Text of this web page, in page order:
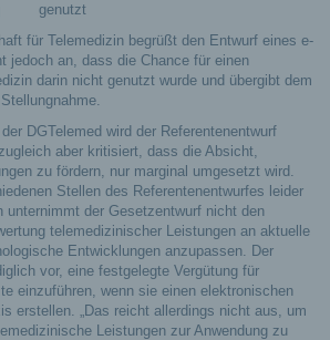
genutzt
für Telemedizin begrüßt den Entwurf eines e-
jedoch an, dass die Chance für einen
darin nicht genutzt wurde und übergibt dem
DGTelemed wird der Referentenentwurf
aber kritisiert, dass die Absicht,
zu fördern, nur marginal umgesetzt wird.
Stellen des Referentenentwurfes leider
unternimmt der Gesetzentwurf nicht den
telemedizinischer Leistungen an aktuelle
Entwicklungen anzupassen. Der
vor, eine festgelegte Vergütung für
einzuführen, wenn sie einen elektronischen
erstellen. „Das reicht allerdings nicht aus, um
Leistungen zur Anwendung zu